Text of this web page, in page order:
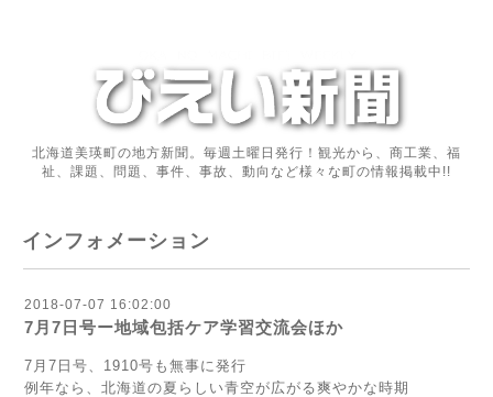
北海道美瑛町の地方新聞。毎週土曜日発行！観光から、商工業、福
祉、課題、問題、事件、事故、動向など様々な町の情報掲載中!!
インフォメーション
2018-07-07 16:02:00
7月7日号ー地域包括ケア学習交流会ほか
7月7日号、1910号も無事に発行
例年なら、北海道の夏らしい青空が広がる爽やかな時期